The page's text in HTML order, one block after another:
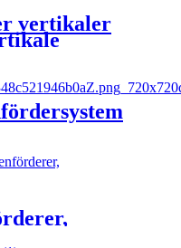
vertikaler
für
Paletten